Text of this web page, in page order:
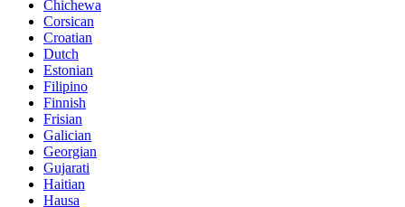
Chichewa
Corsican
Croatian
Dutch
Estonian
Filipino
Finnish
Frisian
Galician
Georgian
Gujarati
Haitian
Hausa